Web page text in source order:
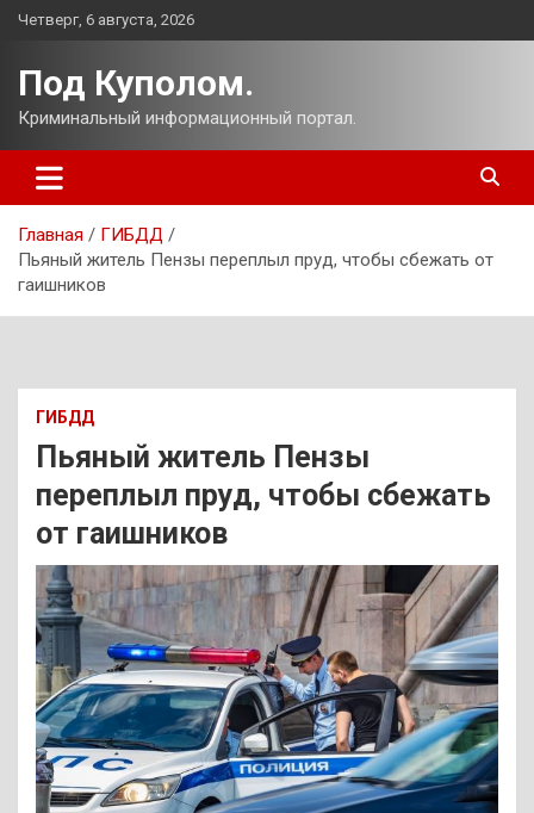
Перейти
Четверг, 6 августа, 2026
Под Куполом.
Криминальный информационный портал.
Главная
ГИБДД
Пьяный житель Пензы переплыл пруд, чтобы сбежать от
гаишников
ГИБДД
Пьяный житель Пензы
переплыл пруд, чтобы сбежать
от гаишников